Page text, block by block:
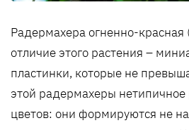
Радермахера огненно-красная
отличие этого растения –
пластинки, которые не
этой радермахеры
цветов: они формируются не